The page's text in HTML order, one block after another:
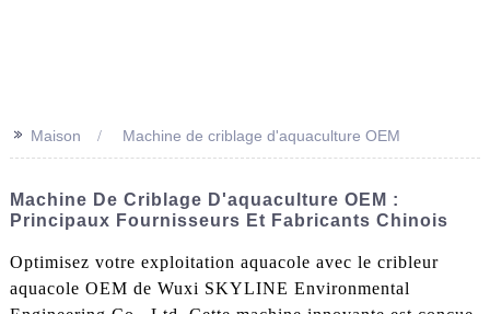
>> Maison Machine de criblage d'aquaculture OEM
Machine De Criblage D'aquaculture OEM :
Principaux Fournisseurs Et Fabricants Chinois
Optimisez votre exploitation aquacole avec le cribleur
aquacole OEM de Wuxi SKYLINE Environmental